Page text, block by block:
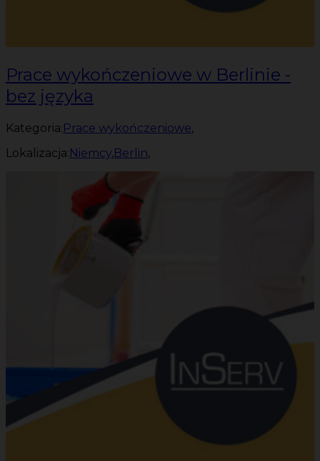
Prace wykończeniowe w Berlinie -
bez języka
Kategoria: Prace wykończeniowe,
Lokalizacja: Niemcy,Berlin,